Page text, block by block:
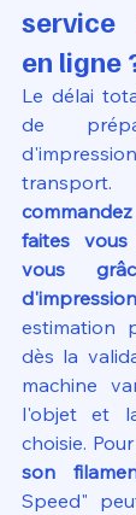
service
en ligne
Le délai
de
faites
vous
estimation
dès la
machine
l'objet et
choisie.
son
Speed"